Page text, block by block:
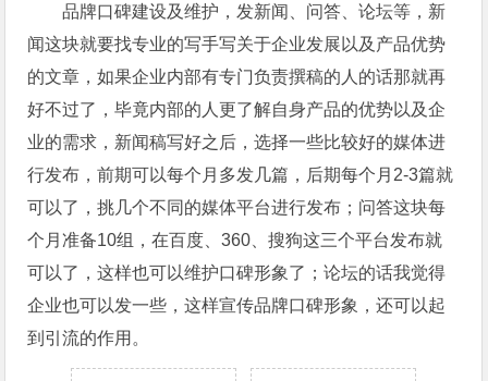
品牌口碑建设及维护，发新闻、问答、论坛等，新
闻这块就要找专业的写手写关于企业发展以及产品优势
的文章，如果企业内部有专门负责撰稿的人的话那就再
好不过了，毕竟内部的人更了解自身产品的优势以及企
业的需求，新闻稿写好之后，选择一些比较好的媒体进
行发布，前期可以每个月多发几篇，后期每个月2-3篇就
可以了，挑几个不同的媒体平台进行发布；问答这块每
个月准备10组，在百度、360、搜狗这三个平台发布就
可以了，这样也可以维护口碑形象了；论坛的话我觉得
企业也可以发一些，这样宣传品牌口碑形象，还可以起
到引流的作用。